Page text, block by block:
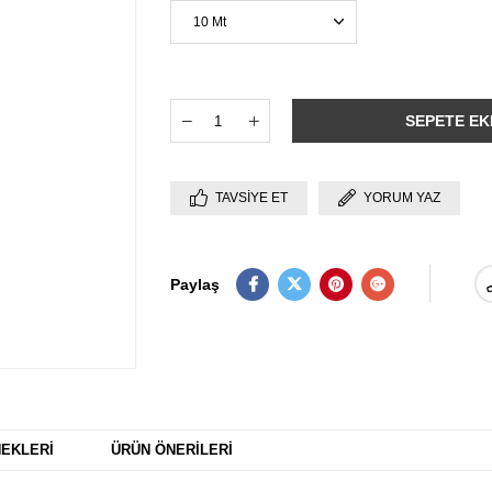
TAVSIYE ET YORUM YAZ
Paylaş
ÜRÜN ÖNERILERI